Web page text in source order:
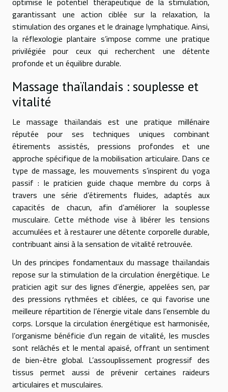
garantissant une action ciblée sur la relaxation, la
stimulation des organes et le drainage lymphatique. Ainsi,
la réflexologie plantaire s’impose comme une pratique
privilégiée pour ceux qui recherchent une détente
profonde et un équilibre durable.
Massage thaïlandais : souplesse et
vitalité
Le massage thaïlandais est une pratique millénaire
réputée pour ses techniques uniques combinant
étirements assistés, pressions profondes et une
approche spécifique de la mobilisation articulaire. Dans ce
type de massage, les mouvements s’inspirent du yoga
passif : le praticien guide chaque membre du corps à
travers une série d’étirements fluides, adaptés aux
capacités de chacun, afin d’améliorer la souplesse
musculaire. Cette méthode vise à libérer les tensions
accumulées et à restaurer une détente corporelle durable,
contribuant ainsi à la sensation de vitalité retrouvée.
Un des principes fondamentaux du massage thaïlandais
repose sur la stimulation de la circulation énergétique. Le
praticien agit sur des lignes d’énergie, appelées sen, par
des pressions rythmées et ciblées, ce qui favorise une
meilleure répartition de l’énergie vitale dans l’ensemble du
corps. Lorsque la circulation énergétique est harmonisée,
l’organisme bénéficie d’un regain de vitalité, les muscles
sont relâchés et le mental apaisé, offrant un sentiment
de bien-être global. L’assouplissement progressif des
tissus permet aussi de prévenir certaines raideurs
articulaires et musculaires.